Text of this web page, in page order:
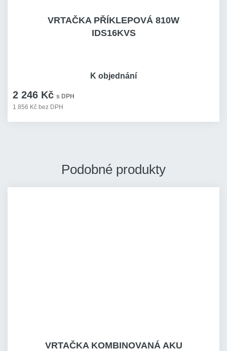
VRTAČKA PŘÍKLEPOVÁ 810W
IDS16KVS
2 246 Kč s DPH
1 856 Kč bez DPH
K objednání
Podobné produkty
VRTAČKA KOMBINOVANÁ AKU